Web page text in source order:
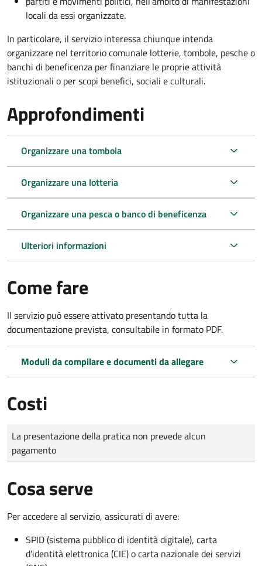
locali da essi organizzate.
In particolare, il servizio interessa chiunque intenda
organizzare nel territorio comunale lotterie, tombole, pesche o
banchi di beneficenza per finanziare le proprie attività
istituzionali o per scopi benefici, sociali e culturali.
Approfondimenti
Organizzare una tombola
Organizzare una lotteria
Organizzare una pesca o banco di beneficenza
Ulteriori informazioni
Come fare
Il servizio può essere attivato presentando tutta la
documentazione prevista, consultabile in formato PDF.
Moduli da compilare e documenti da allegare
Costi
Tipo di pagamento
Importo
La presentazione della pratica non prevede alcun
pagamento
Cosa serve
Per accedere al servizio, assicurati di avere:
SPID (sistema pubblico di identità digitale), carta
d’identità elettronica (CIE) o carta nazionale dei servizi